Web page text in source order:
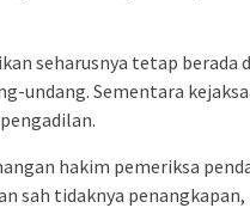
seharusnya tetap berada
undang. Sementara
hakim pemeriksa
sah tidaknya penangkapan,